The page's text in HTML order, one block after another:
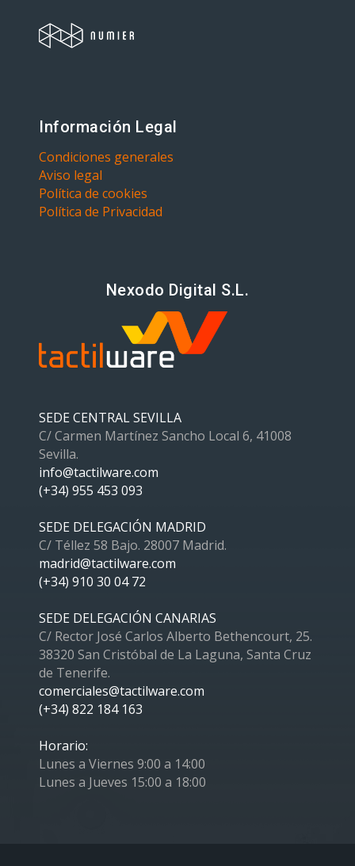
Información Legal
Condiciones generales
Aviso legal
Política de cookies
Política de Privacidad
Nexodo Digital S.L.
SEDE CENTRAL SEVILLA
C/ Carmen Martínez Sancho Local 6, 41008
Sevilla.
info@tactilware.com
(+34) 955 453 093
SEDE DELEGACIÓN MADRID
C/ Téllez 58 Bajo. 28007 Madrid.
madrid@tactilware.com
(+34) 910 30 04 72
SEDE DELEGACIÓN CANARIAS
C/ Rector José Carlos Alberto Bethencourt, 25.
38320 San Cristóbal de La Laguna, Santa Cruz
de Tenerife.
comerciales@tactilware.com
(+34) 822 184 163
Horario:
Lunes a Viernes 9:00 a 14:00
Lunes a Jueves 15:00 a 18:00